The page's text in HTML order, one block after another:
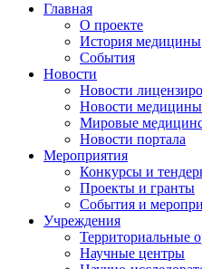
Главная
О проекте
История медицины
События
Новости
Новости
Новости медицины
Мировые
Новости портала
Мероприятия
Конкурсы и
Проекты и гранты
События и
Учреждения
Территориальные
Научные центры